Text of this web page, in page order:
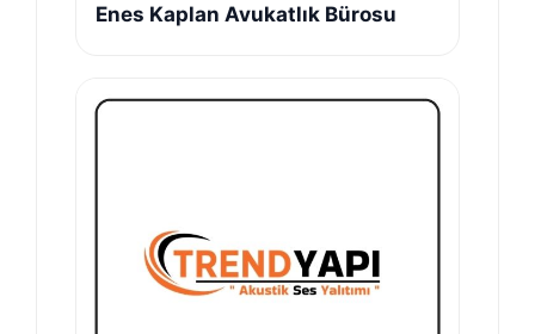
Enes Kaplan Avukatlık Bürosu